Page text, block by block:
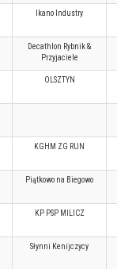
Ikano Industry
Decathlon Rybnik &
Przyjaciele
OLSZTYN
KGHM ZG RUN
Piątkowo na Biegowo
KP PSP MILICZ
Słynni Kenijczycy